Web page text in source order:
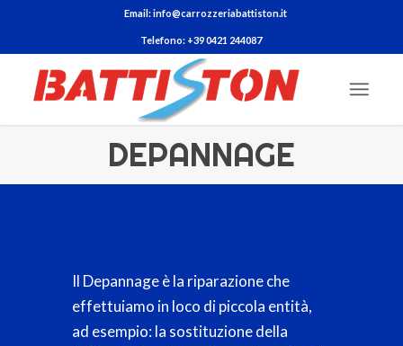
Email: info@carrozzeriabattiston.it
Telefono: +39 0421 244087
DEPANNAGE
Il Depannage è la riparazione che
effettuiamo in loco di piccola entità,
ad esempio: la sostituzione della